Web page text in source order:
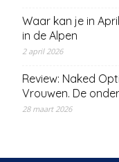
Waar kan je in
in de Alpen
2 april 2026
Review: Naked
Vrouwen. De
28 maart 2026